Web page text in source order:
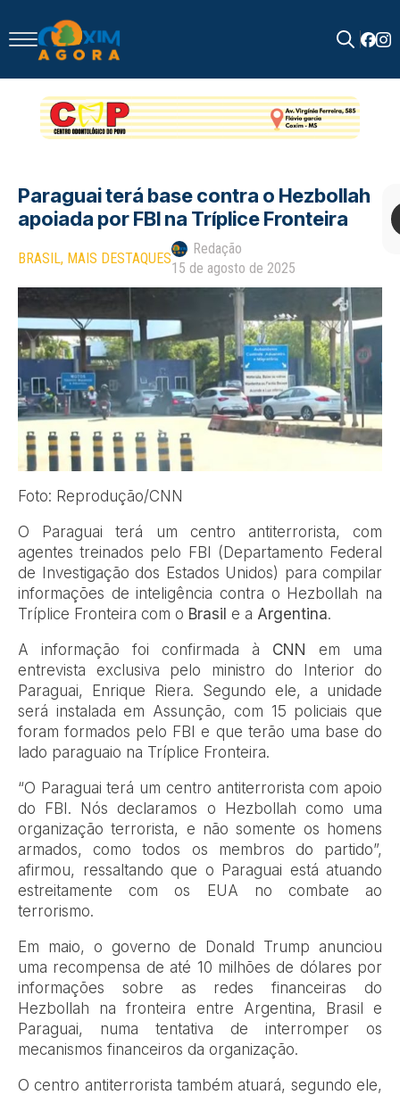
for:
Paraguai terá base contra o Hezbollah
apoiada por FBI na Tríplice Fronteira
BRASIL MAIS DESTAQUES
Redação
15 de agosto de 2025
Foto: Reprodução/CNN
O Paraguai terá um centro antiterrorista, com
agentes treinados pelo FBI (Departamento Federal
de Investigação dos Estados Unidos) para compilar
informações de inteligência contra o Hezbollah na
Tríplice Fronteira com o Brasil e a Argentina.
A informação foi confirmada à CNN em uma
entrevista exclusiva pelo ministro do Interior do
Paraguai, Enrique Riera. Segundo ele, a unidade
será instalada em Assunção, com 15 policiais que
foram formados pelo FBI e que terão uma base do
lado paraguaio na Tríplice Fronteira.
“O Paraguai terá um centro antiterrorista com apoio
do FBI. Nós declaramos o Hezbollah como uma
organização terrorista, e não somente os homens
armados, como todos os membros do partido”,
afirmou, ressaltando que o Paraguai está atuando
estreitamente com os EUA no combate ao
terrorismo.
Em maio, o governo de Donald Trump anunciou
uma recompensa de até 10 milhões de dólares por
informações sobre as redes financeiras do
Hezbollah na fronteira entre Argentina, Brasil e
Paraguai, numa tentativa de interromper os
mecanismos financeiros da organização.
O centro antiterrorista também atuará, segundo ele,